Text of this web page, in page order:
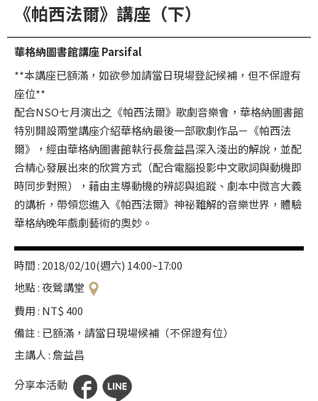
納
圖
書
館
講
師
與
藝
術
家
鶯
百
夜
鶯
版
《帕西法爾》講座（下）
華格納圖書館講座 Parsifal
**本講座已額滿，如欲參加請當日現場登記候補，但不保證有
座位**
配合NSO七月演出之《帕西法爾》歌劇音樂會，華格納圖書館
特別開設兩堂講座介紹華格納最後一部歌劇作品－《帕西法
爾》，經由華格納圖書館執行長詹益昌深入淺出的解說，並配
合精心發展出來的欣賞方式（配合電腦投影中文歌詞與動機即
時同步對照），藉由主導動機的辨認與追蹤、劇本中微言大義
的講析，帶領您進入《帕西法爾》神祕難解的音樂世界，體驗
華格納晚年戲劇藝術的奧妙。
時間 : 2018/02/10(週六) 14:00~17:00
地點 : 夜鶯講堂
費用 : NT$ 400
備註 : 已額滿，請當日現場候補（不保證有位）
主講人 : 詹益昌
分享本活動